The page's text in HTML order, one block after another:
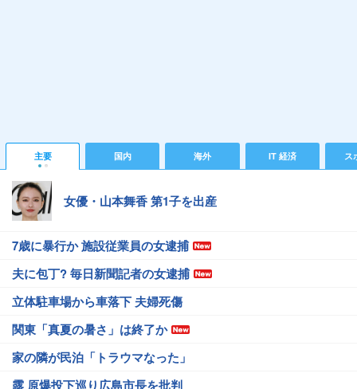
主要 国内 海外 IT 経済 ス
女優・山本舞香 第1子を出産
7歳に暴行か 施設従業員の女逮捕
夫に包丁? 毎日新聞記者の女逮捕
立体駐車場から車落下 夫婦死傷
関東「真夏の暑さ」は終了か
家の隣が民泊「トラウマなった」
露 原爆投下巡り広島市長を批判